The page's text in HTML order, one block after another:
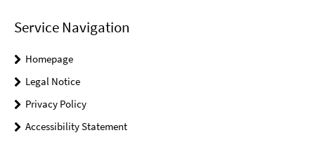
Service Navigation
Homepage
Legal Notice
Privacy Policy
Accessibility Statement